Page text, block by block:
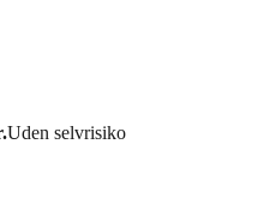
Uden selvrisiko